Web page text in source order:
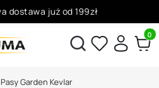
dostawa już od 199zł
na wybrane produktyOtwórz wyszukiwarkę
Pasy Garden Kevlar